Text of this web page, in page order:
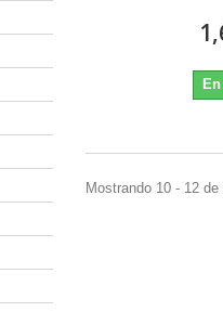
Mostrando 10 - 12